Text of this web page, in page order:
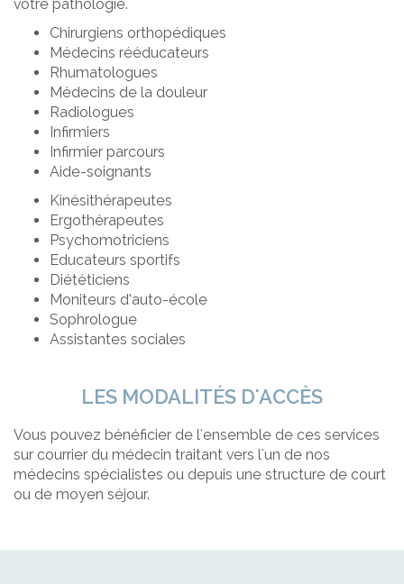
votre pathologie.
Chirurgiens orthopédiques
Médecins rééducateurs
Rhumatologues
Médecins de la douleur
Radiologues
Infirmiers
Infirmier parcours
Aide-soignants
Kinésithérapeutes
Ergothérapeutes
Psychomotriciens
Educateurs sportifs
Diététiciens
Moniteurs d’auto-école
Sophrologue
Assistantes sociales
LES MODALITÉS D'ACCÈS
Vous pouvez bénéficier de l'ensemble de ces services
sur courrier du médecin traitant vers l'un de nos
médecins spécialistes ou depuis une structure de court
ou de moyen séjour.